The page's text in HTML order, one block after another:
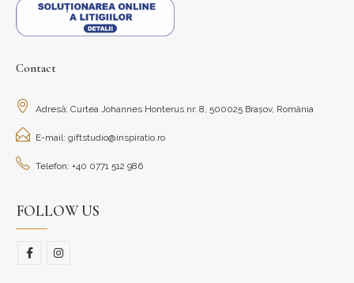
Contact
Adresă: Curtea Johannes Honterus nr. 8, 500025 Brașov, România
E-mail: giftstudio@inspiratio.ro
Telefon: +40 0771 512 986
FOLLOW US